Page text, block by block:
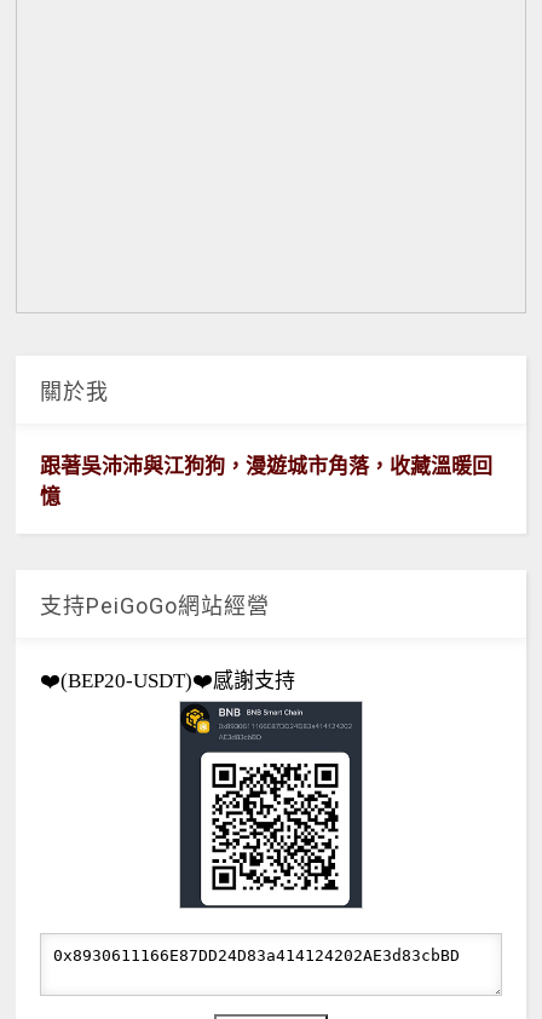
關於我
跟著吳沛沛與江狗狗，漫遊城市角落，收藏溫暖回
憶
支持PeiGoGo網站經營
❤️(BEP20-USDT)❤️感謝支持